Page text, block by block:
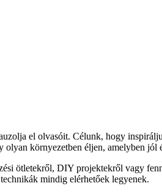
el olvasóit. Célunk, hogy
környezetben éljen, amelyben jól
ötletekről, DIY projektekről vagy
mindig elérhetőek legyenek.